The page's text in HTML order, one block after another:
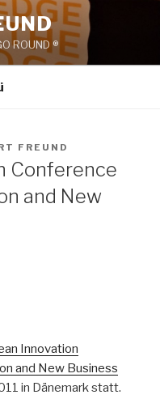
ROUND ®
FREUND
Conference
and New
Innovation
and New Business
in Dänemark statt.